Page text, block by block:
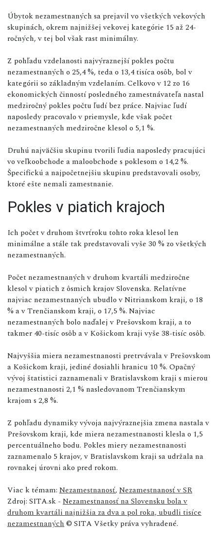
Úbytok nezamestnaných sa prejavil vo všetkých vekových
skupinách, okrem najnižšej vekovej kategórie 15 až 24-
ročných, v tej bol však rast minimálny.
Z pohľadu vzdelanosti najvýraznejší pokles počtu
nezamestnaných o 25,4 %, teda o 13,4 tisíca osôb, bol v
kategórii so základným vzdelaním. Celkovo v 12 zo 16
ekonomických činností posledného zamestnávateľa nastal
medziročný pokles počtu ľudí bez práce. Najviac ľudí
naposledy pracovalo v priemysle, kde však počet
nezamestnaných medziročne klesol o 5,1 %.
Druhú najväčšiu skupinu tvorili ľudia naposledy pracujúci
vo veľkoobchode a maloobchode s poklesom o 14,2 %.
Špecifickú a najpočetnejšiu skupinu predstavovali osoby,
ktoré ešte nemali zamestnanie.
Pokles v piatich krajoch
Ich počet v druhom štvrťroku tohto roka klesol len
minimálne a stále tak predstavovali vyše 30 % zo všetkých
nezamestnaných.
Počet nezamestnaných v druhom kvartáli medziročne
klesol v piatich z ôsmich krajov Slovenska. Relatívne
najviac nezamestnaných ubudlo v Nitrianskom kraji, o 18
% a v Trenčianskom kraji, o 17,5 %. Najviac
nezamestnaných bolo naďalej v Prešovskom kraji, a to
takmer 40-tisíc osôb a v Košickom kraji vyše 38-tisíc osôb.
Najvyššia miera nezamestnanosti pretrvávala v Prešovskom
a Košickom kraji, jediné dosiahli hranicu 10 %. Opačný
vývoj štatistici zaznamenali v Bratislavskom kraji s mierou
nezamestnanosti 2,1 % nasledovanom Trenčianskym
krajom s 2,8 %.
Z pohľadu dynamiky vývoja najvýraznejšia zmena nastala v
Prešovskom kraji, kde miera nezamestnanosti klesla o 1,5
percentuálneho bodu. Pokles miery nezamestnanosti
zaznamenalo 5 krajov, v Bratislavskom kraji sa udržala na
rovnakej úrovni ako pred rokom.
Viac k témam: Nezamestnanosť, Nezamestnanosť v SR
Zdroj: SITA.sk - Nezamestnanosť na Slovensku bola v
druhom kvartáli najnižšia za dva a pol roka, ubudli tisíce
nezamestnaných © SITA Všetky práva vyhradené.